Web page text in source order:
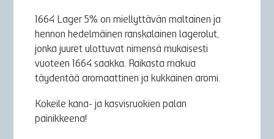
1664 Lager 5% on miellyttävän maltainen ja
hennon hedelmäinen ranskalainen lagerolut,
jonka juuret ulottuvat nimensä mukaisesti
vuoteen 1664 saakka. Raikasta makua
täydentää aromaattinen ja kukkainen aromi.
Kokeile kana- ja kasvisruokien palan
painikkeena!